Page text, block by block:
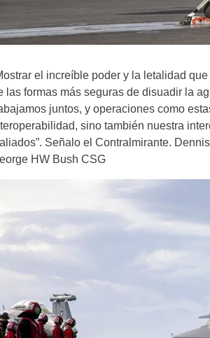
el increíble poder y la letalidad
las formas más seguras de disuadir la
juntos, y operaciones como
sino también nuestra
Señalo el Contralmirante.
HW Bush CSG